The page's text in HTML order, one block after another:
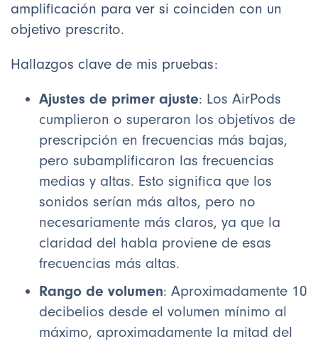
amplificación para ver si coinciden con un
objetivo prescrito.
Hallazgos clave de mis pruebas:
Ajustes de primer ajuste: Los AirPods
cumplieron o superaron los objetivos de
prescripción en frecuencias más bajas,
pero subamplificaron las frecuencias
medias y altas. Esto significa que los
sonidos serían más altos, pero no
necesariamente más claros, ya que la
claridad del habla proviene de esas
frecuencias más altas.
Rango de volumen: Aproximadamente 10
decibelios desde el volumen mínimo al
máximo, aproximadamente la mitad del